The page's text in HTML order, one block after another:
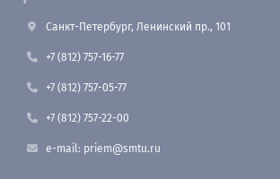
Санкт-Петербург, Ленинский пр., 101
+7 (812) 757-16-77
+7 (812) 757-05-77
+7 (812) 757-22-00
e-mail: priem@smtu.ru